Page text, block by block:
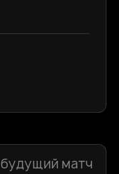
будущий матч